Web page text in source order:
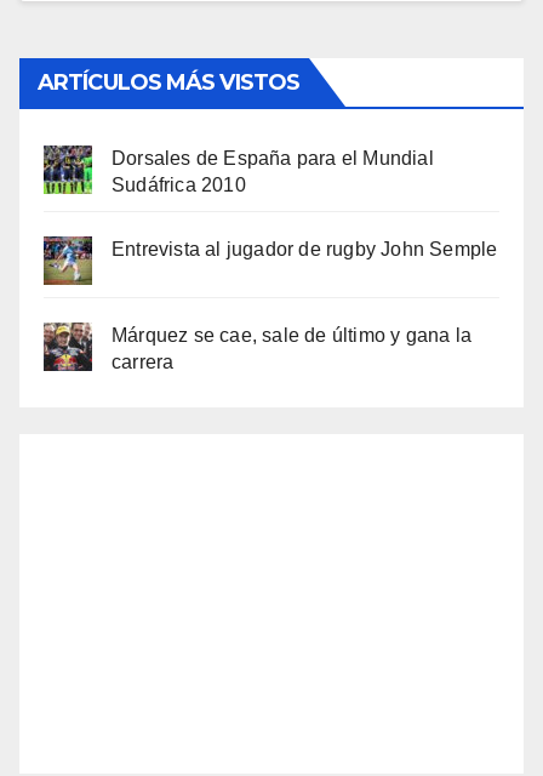
ARTÍCULOS MÁS VISTOS
Dorsales de España para el Mundial
Sudáfrica 2010
Entrevista al jugador de rugby John Semple
Márquez se cae, sale de último y gana la
carrera